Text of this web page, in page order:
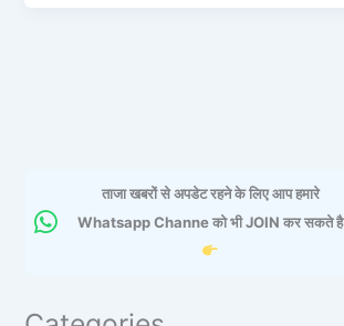
ताजा खबरों से अपडेट रहने के लिए आप हमारे
Whatsapp Channe को भी JOIN कर सकते है